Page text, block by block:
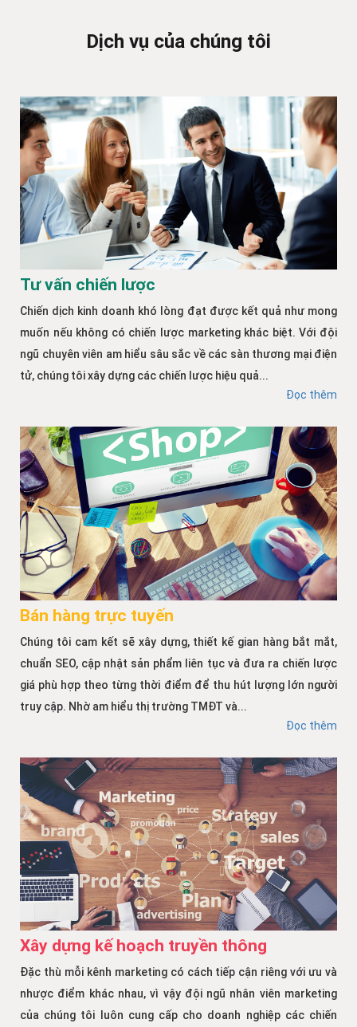
Dịch vụ của chúng tôi
Tư vấn chiến lược
Chiến dịch kinh doanh khó lòng đạt được kết quả như mong
muốn nếu không có chiến lược marketing khác biệt. Với đội
ngũ chuyên viên am hiểu sâu sắc về các sàn thương mại điện
tử, chúng tôi xây dựng các chiến lược hiệu quả...
Đọc thêm
Bán hàng trực tuyến
Chúng tôi cam kết sẽ xây dựng, thiết kế gian hàng bắt mắt,
chuẩn SEO, cập nhật sản phẩm liên tục và đưa ra chiến lược
giá phù hợp theo từng thời điểm để thu hút lượng lớn người
truy cập. Nhờ am hiểu thị trường TMĐT và...
Đọc thêm
Xây dựng kế hoạch truyền thông
Đặc thù mỗi kênh marketing có cách tiếp cận riêng với ưu và
nhược điểm khác nhau, vì vậy đội ngũ nhân viên marketing
của chúng tôi luôn cung cấp cho doanh nghiệp các chiến